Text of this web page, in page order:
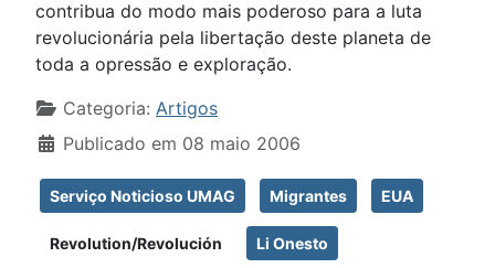
contribua do modo mais poderoso para a luta
revolucionária pela libertação deste planeta de
toda a opressão e exploração.
Detalhes
Categoria: Artigos
Publicado em 08 maio 2006
Serviço Noticioso UMAG Migrantes EUA
Revolution/Revolución Li Onesto